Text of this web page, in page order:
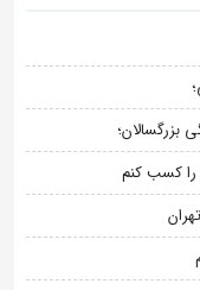
کسب کنم